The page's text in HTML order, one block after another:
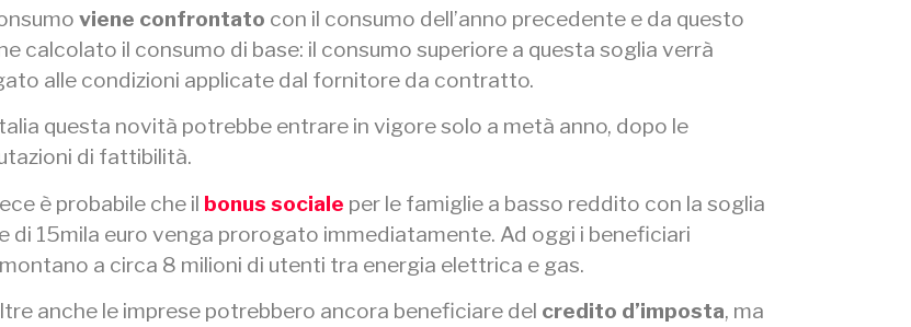
viene confrontato con il consumo dell’anno precedente e da questo
calcolato il consumo di base: il consumo superiore a questa soglia verrà
alle condizioni applicate dal fornitore da contratto.
questa novità potrebbe entrare in vigore solo a metà anno, dopo le
di fattibilità.
è probabile che il bonus sociale per le famiglie a basso reddito con la soglia
di 15mila euro venga prorogato immediatamente. Ad oggi i beneficiari
a circa 8 milioni di utenti tra energia elettrica e gas.
anche le imprese potrebbero ancora beneficiare del credito d’imposta, ma